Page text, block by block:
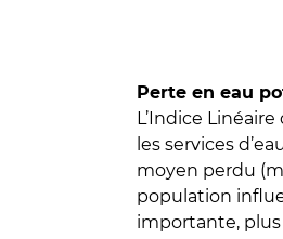
Perte en eau
L’Indice
les services
moyen perdu
population
importante,